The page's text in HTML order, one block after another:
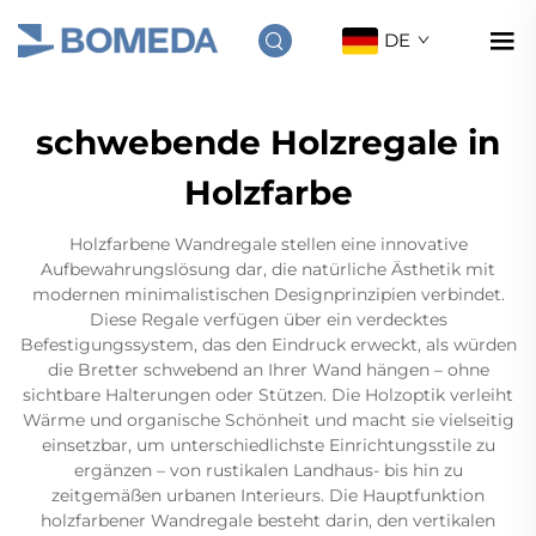
DE
schwebende Holzregale in
Holzfarbe
Holzfarbene Wandregale stellen eine innovative
Aufbewahrungslösung dar, die natürliche Ästhetik mit
modernen minimalistischen Designprinzipien verbindet.
Diese Regale verfügen über ein verdecktes
Befestigungssystem, das den Eindruck erweckt, als würden
die Bretter schwebend an Ihrer Wand hängen – ohne
sichtbare Halterungen oder Stützen. Die Holzoptik verleiht
Wärme und organische Schönheit und macht sie vielseitig
einsetzbar, um unterschiedlichste Einrichtungsstile zu
ergänzen – von rustikalen Landhaus- bis hin zu
zeitgemäßen urbanen Interieurs. Die Hauptfunktion
holzfarbener Wandregale besteht darin, den vertikalen